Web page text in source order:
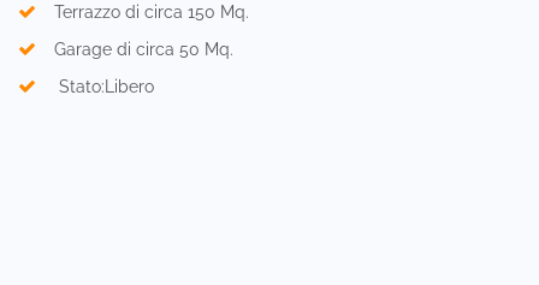
Terrazzo di circa 150 Mq.
Garage di circa 50 Mq.
Stato:Libero